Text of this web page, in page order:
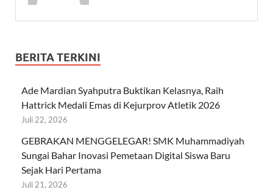
BERITA TERKINI
Ade Mardian Syahputra Buktikan Kelasnya, Raih
Hattrick Medali Emas di Kejurprov Atletik 2026
Juli 22, 2026
GEBRAKAN MENGGELEGAR! SMK Muhammadiyah
Sungai Bahar Inovasi Pemetaan Digital Siswa Baru
Sejak Hari Pertama
Juli 21, 2026